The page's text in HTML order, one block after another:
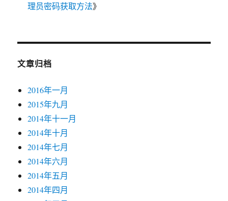
理员密码获取方法》
文章归档
2016年一月
2015年九月
2014年十一月
2014年十月
2014年七月
2014年六月
2014年五月
2014年四月